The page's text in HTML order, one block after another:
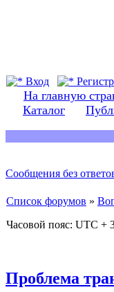
Вход
На главную
Каталог
Сообщения без
Список форумов »
Часовой пояс: UTC +
Проблема